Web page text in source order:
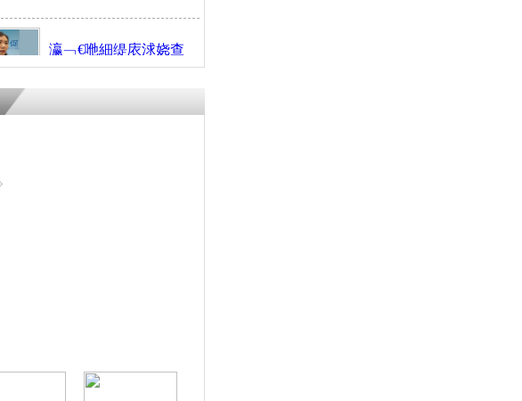
瀛﹁€咃細缇庡浗娆查
€间笢鍗椾簹涓庝腑鍥
熷悎浣� 涓ㄥ浗闄呰